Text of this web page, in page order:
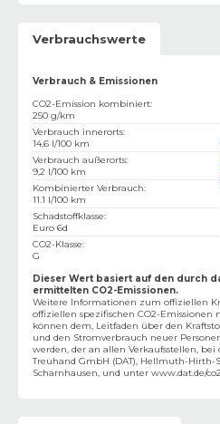
Verbrauchswerte
Verbrauch & Emissionen
CO2-Emission kombiniert:
250 g/km
Verbrauch innerorts:
14,6 l/100 km
Verbrauch außerorts:
9,2 l/100 km
Kombinierter Verbrauch:
11.1 l/100 km
Schadstoffklasse:
Euro 6d
CO2-Klasse:
G
Dieser Wert basiert auf den durch
ermittelten CO2-Emissionen.
Weitere Informationen zum offiziellen
offiziellen spezifischen CO2-Emissionen
können dem‚ Leitfaden über den
und den Stromverbrauch neuer
werden, der an allen Verkaufsstellen,
Treuhand GmbH (DAT), Hellmuth-Hirth-
Scharnhausen, und unter www.dat.de/co2